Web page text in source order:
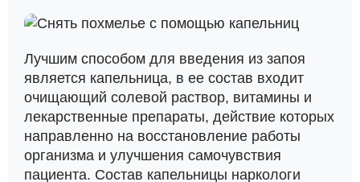
Лучшим способом для введения из запоя
является капельница, в ее состав входит
очищающий солевой раствор, витамины и
лекарственные препараты, действие которых
направленно на восстановление работы
организма и улучшения самочувствия
пациента. Состав капельницы наркологи